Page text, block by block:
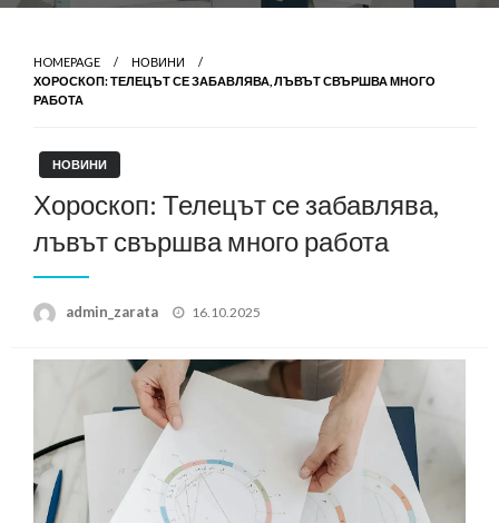
HOMEPAGE
НОВИНИ
ХОРОСКОП: ТЕЛЕЦЪТ СЕ ЗАБАВЛЯВА, ЛЪВЪТ СВЪРШВА МНОГО
РАБОТА
НОВИНИ
Хороскоп: Телецът се забавлява,
лъвът свършва много работа
admin_zarata
Posted
16.10.2025